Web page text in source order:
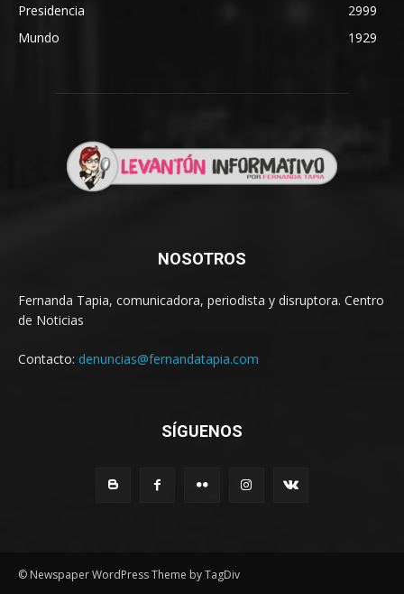
Presidencia
2999
Mundo
1929
NOSOTROS
Fernanda Tapia, comunicadora, periodista y disruptora. Centro
de Noticias
Contacto: denuncias@fernandatapia.com
SÍGUENOS
© Newspaper WordPress Theme by TagDiv